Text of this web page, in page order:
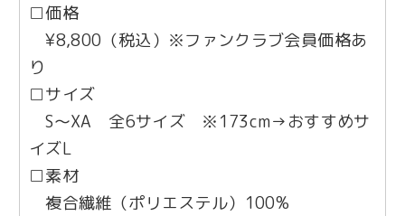
□価格
¥8,800（税込）※ファンクラブ会員価格あ
り
□サイズ
S〜XA 全6サイズ ※173cm→おすすめサ
イズL
□素材
複合繊維（ポリエステル）100%